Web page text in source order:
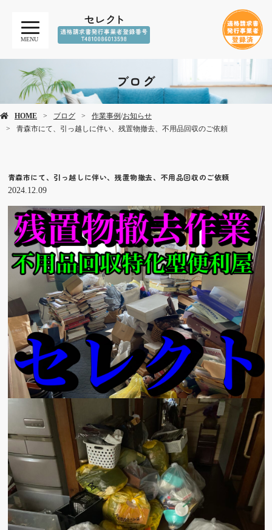
MENU
ブログ
HOME ブログ 作業事例/お知らせ
青森市にて、引っ越しに伴い、残置物撤去、不用品回収のご依頼
青森市にて、引っ越しに伴い、残置物撤去、不用品回収のご依頼
2024.12.09